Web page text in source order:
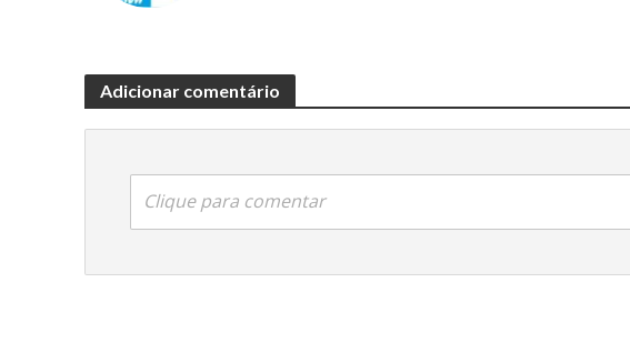
Adicionar comentário
Clique para comentar